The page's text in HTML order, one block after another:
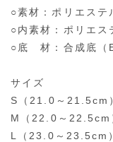
○素材：ポリエステ
○内素材：ポリエス
○底 材：合成底（
サイズ
S（21.0～21.5cm
M（22.0～22.5cm
L（23.0～23.5cm